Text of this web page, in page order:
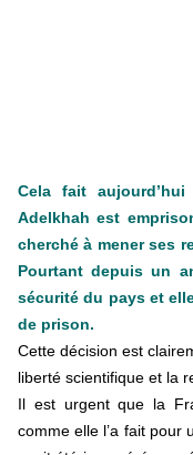
Cela fait
Adelkhah est
cherché à mener ses
Pourtant depuis un
sécurité du pays et
de prison.
Cette décision est
liberté scientifique et la
Il est urgent que la
comme elle l’a fait pour